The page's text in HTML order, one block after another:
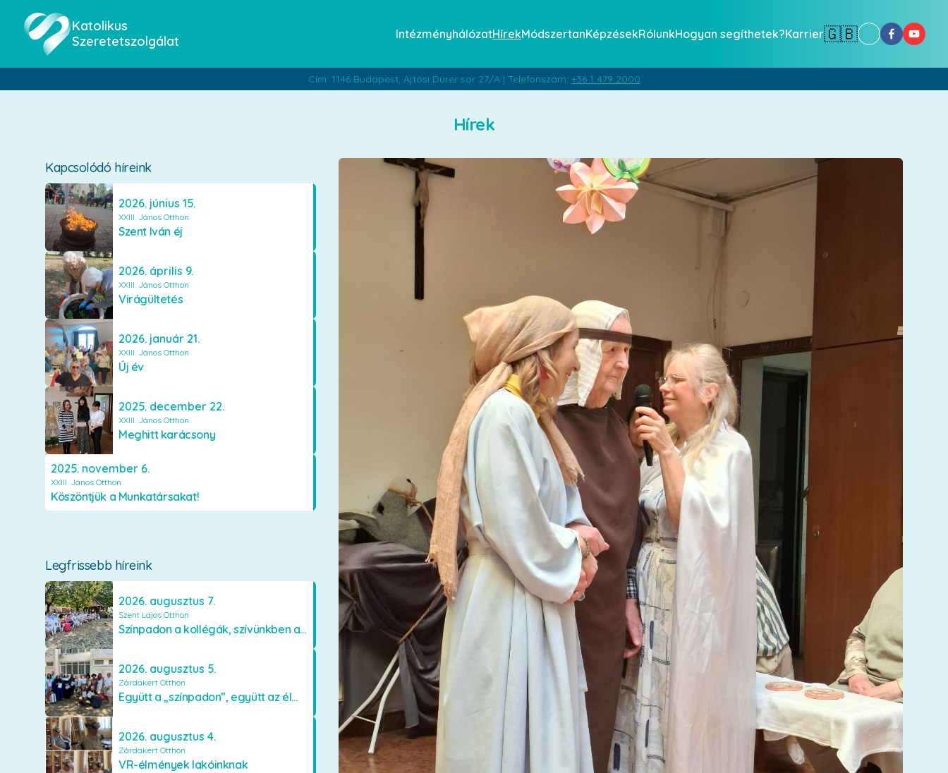
Katolikus
Szeretetszolgálat
IntézményhálózatHírekMódszertanKépzésekRólunkHogyan segíthetek?Karrier🇬🇧
Cím: 1146 Budapest, Ajtósi Dürer sor 27/A | Telefonszám: +36 1 479 2000
Hírek
Kapcsolódó híreink
2026. június 15.
XXIII. János Otthon
Szent Iván éj
2026. április 9.
XXIII. János Otthon
Virágültetés
2026. január 21.
XXIII. János Otthon
Új év
2025. december 22.
XXIII. János Otthon
Meghitt karácsony
2025. november 6.
XXIII. János Otthon
Köszöntjük a Munkatársakat!
Legfrissebb híreink
2026. augusztus 7.
Szent Lajos Otthon
Színpadon a kollégák, szívünkben a lakók
2026. augusztus 5.
Zárdakert Otthon
Együtt a „színpadon”, együtt az élményekért 🎭✨
2026. augusztus 4.
Zárdakert Otthon
VR-élmények lakóinknak